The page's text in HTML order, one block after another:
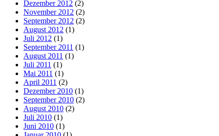
Dezember 2012 (2)
November 2012 (2)
September 2012 (2)
August 2012 (1)
Juli 2012 (1)
September 2011 (1)
August 2011 (1)
Juli 2011 (1)
Mai 2011 (1)
April 2011 (2)
Dezember 2010 (1)
September 2010 (2)
August 2010 (2)
Juli 2010 (1)
Juni 2010 (1)